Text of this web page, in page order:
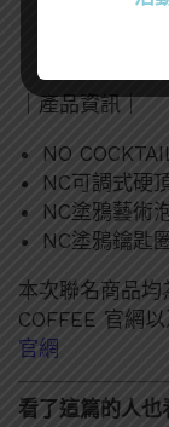
｜產品資訊｜
NO
NC可調式硬
NC塗鴉藝術
NC塗鴉鑰匙
本次聯名商品均
COFFEE 官網
官網
看了這篇的人也